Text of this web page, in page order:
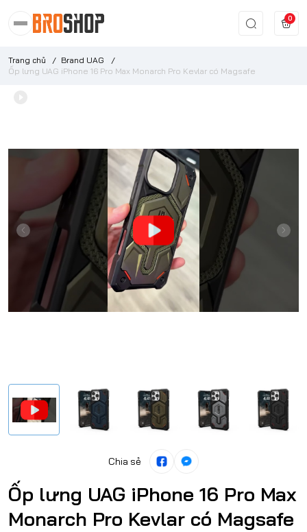
0
Trang chủ / Brand UAG
/
Ốp lưng UAG iPhone 16 Pro Max Monarch Pro Kevlar có Magsafe
Chia sẻ
Ốp lưng UAG iPhone 16 Pro Max
Monarch Pro Kevlar có Magsafe